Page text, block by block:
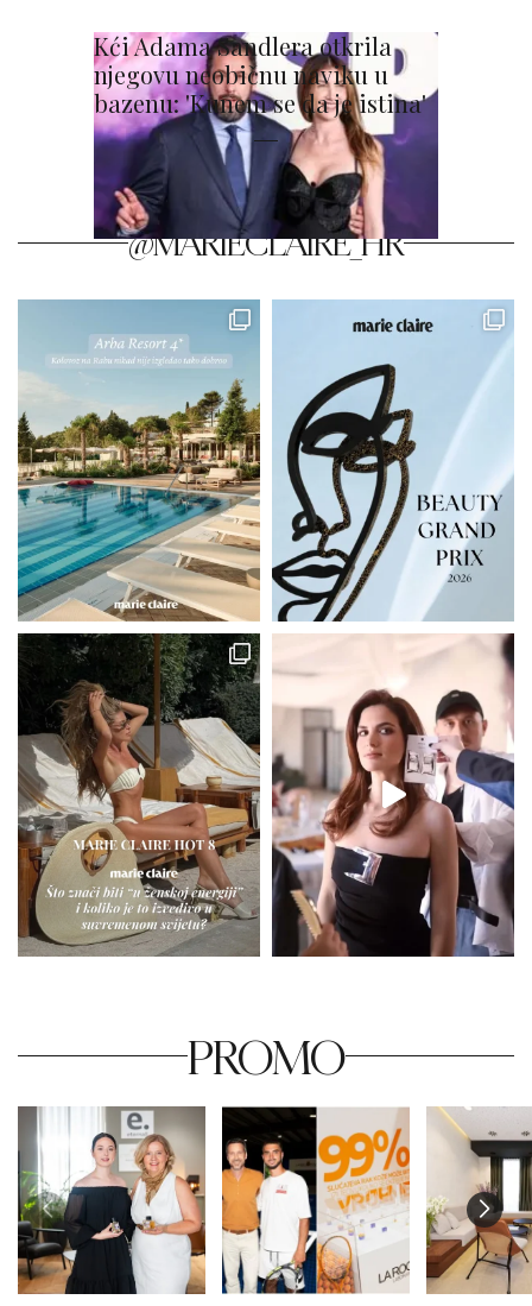
Kći Adama Sandlera otkrila
njegovu neobičnu naviku u
bazenu: 'Kunem se da je istina'
@MARIECLAIRE_HR
PROMO